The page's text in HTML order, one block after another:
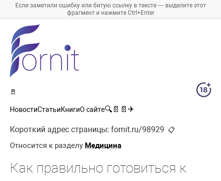
Если заметили ошибку или битую ссылку в тексте — выделите этот
фрагмент и нажмите Ctrl+Enter
🚪
НовостиСтатьиКнигиО сайте🔍 📄 📄 ✈
Короткий адрес страницы: fornit.ru/98929 📋
Относится к разделу Медицина
Как правильно готовиться к